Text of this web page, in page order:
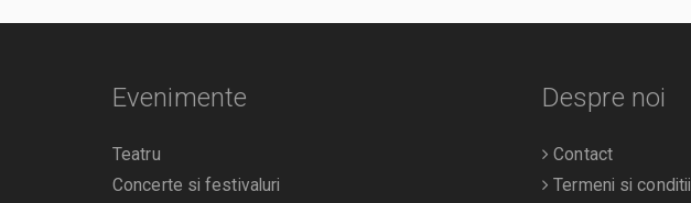
Evenimente
Teatru
Concerte si festivaluri
Despre noi
Contact
Termeni si conditii